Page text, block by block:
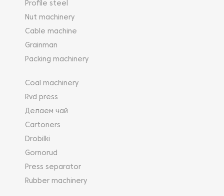
Profile steel
Nut machinery
Cable machine
Grainman
Packing machinery
Coal machinery
Rvd press
Делаем чай
Cartoners
Drobilki
Gornorud
Press separator
Rubber machinery